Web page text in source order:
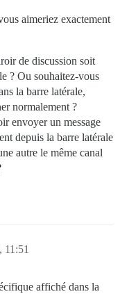
aimeriez exactement
de discussion soit
? Ou souhaitez-vous
la barre latérale,
normalement ?
envoyer un message
depuis la barre latérale
autre le même canal
11:51
affiché dans la